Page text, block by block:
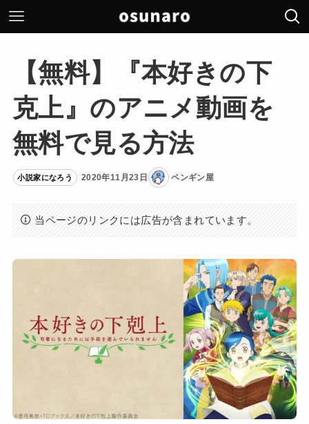
【無料】『本好きの下
克上』のアニメ動画を
無料で見る方法
小説家になろう 2020年11月23日 ペンギン屋
当ページのリンクには広告が含まれています。